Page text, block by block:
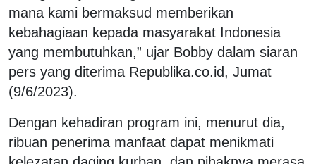
mana kami bermaksud memberikan
kebahagiaan kepada masyarakat Indonesia
yang membutuhkan,” ujar Bobby dalam siaran
pers yang diterima Republika.co.id, Jumat
(9/6/2023).
Dengan kehadiran program ini, menurut dia,
ribuan penerima manfaat dapat menikmati